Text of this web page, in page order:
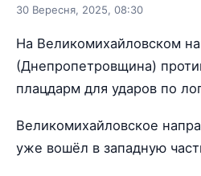
30 Вересня, 2025, 08:30
На Великомихайловском
(Днепропетровщина)
плацдарм для ударов по
Великомихайловское
уже вошёл в западную